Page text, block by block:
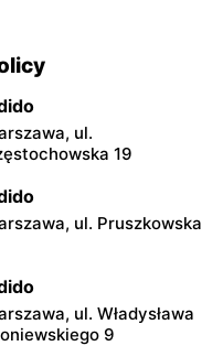
ul.
19
ul. Pruszkowska
ul. Władysława
9